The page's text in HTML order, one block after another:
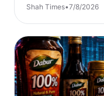
Shah Times•7/8/2026